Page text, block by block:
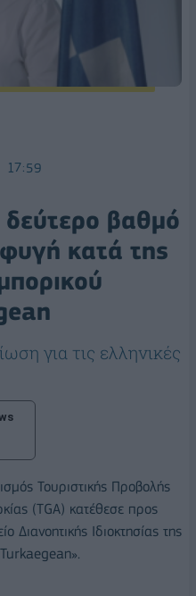
17:59
βαθμό
κατά της
για τις ελληνικές
Τουριστικής Προβολής
(ΤGA) κατέθεσε προς
Διανοητικής Ιδιοκτησίας της